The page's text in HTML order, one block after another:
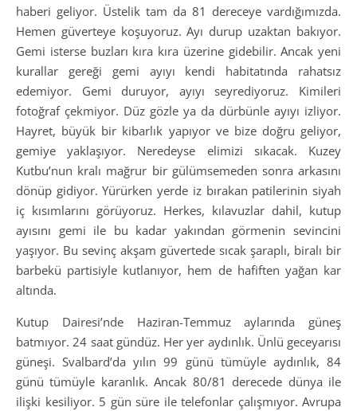
haberi geliyor. Üstelik tam da 81 dereceye vardığımızda.
Hemen güverteye koşuyoruz. Ayı durup uzaktan bakıyor.
Gemi isterse buzları kıra kıra üzerine gidebilir. Ancak yeni
kurallar gereği gemi ayıyı kendi habitatında rahatsız
edemiyor. Gemi duruyor, ayıyı seyrediyoruz. Kimileri
fotoğraf çekmiyor. Düz gözle ya da dürbünle ayıyı izliyor.
Hayret, büyük bir kibarlık yapıyor ve bize doğru geliyor,
gemiye yaklaşıyor. Neredeyse elimizi sıkacak. Kuzey
Kutbu’nun kralı mağrur bir gülümsemeden sonra arkasını
dönüp gidiyor. Yürürken yerde iz bırakan patilerinin siyah
iç kısımlarını görüyoruz. Herkes, kılavuzlar dahil, kutup
ayısını gemi ile bu kadar yakından görmenin sevincini
yaşıyor. Bu sevinç akşam güvertede sıcak şaraplı, biralı bir
barbekü partisiyle kutlanıyor, hem de hafiften yağan kar
altında.
Kutup Dairesi’nde Haziran-Temmuz aylarında güneş
batmıyor. 24 saat gündüz. Her yer aydınlık. Ünlü geceyarısı
güneşi. Svalbard’da yılın 99 günü tümüyle aydınlık, 84
günü tümüyle karanlık. Ancak 80/81 derecede dünya ile
ilişki kesiliyor. 5 gün süre ile telefonlar çalışmıyor. Avrupa